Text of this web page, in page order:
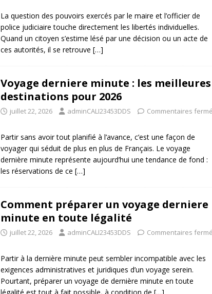
La question des pouvoirs exercés par le maire et l’officier de
police judiciaire touche directement les libertés individuelles.
Quand un citoyen s’estime lésé par une décision ou un acte de
ces autorités, il se retrouve […]
Voyage derniere minute : les meilleures
destinations pour 2026
juillet 22, 2026 adminCALI23453DDS Commentaires
Partir sans avoir tout planifié à l’avance, c’est une façon de
voyager qui séduit de plus en plus de Français. Le voyage
dernière minute représente aujourd’hui une tendance de fond :
les réservations de ce […]
Comment préparer un voyage derniere
minute en toute légalité
juillet 22, 2026 adminCALI23453DDS Commentaires
Partir à la dernière minute peut sembler incompatible avec les
exigences administratives et juridiques d’un voyage serein.
Pourtant, préparer un voyage de dernière minute en toute